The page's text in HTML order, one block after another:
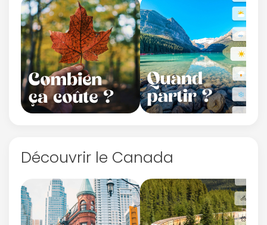
Découvrir le Canada